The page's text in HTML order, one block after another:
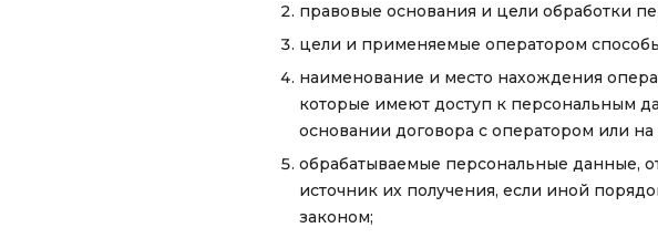
правовые основания и цели обработки
цели и применяемые оператором
наименование и место нахождения
которые имеют доступ к персональным
основании договора с оператором или
обрабатываемые персональные данные,
источник их получения, если иной
законом;